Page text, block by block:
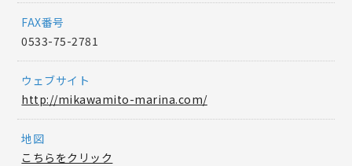
FAX番号
0533-75-2781
ウェブサイト
http://mikawamito-marina.com/
地図
こちらをクリック